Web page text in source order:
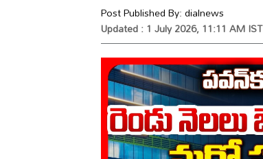
Post Published By:dialnews
Updated : 1 July 2026, 11:11 AM IST